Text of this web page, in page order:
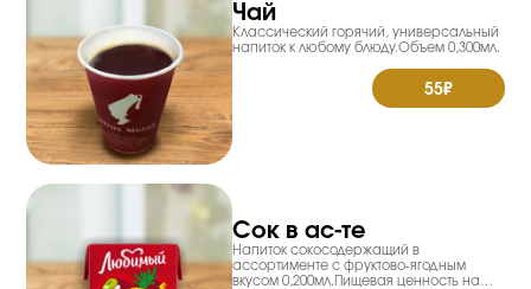
Чай
Классический горячий, универсальный
напиток к любому блюду.Объем 0,300мл.
55₽
Сок в ас-те
Напиток сокосодержащий в
ассортименте с фруктово-ягодным
вкусом 0,200мл.Пищевая ценность на